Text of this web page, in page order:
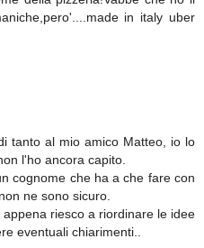
in italy uber
tanto al mio amico Matteo, io lo
l'ho ancora capito.
cognome che ha a che fare con
ne sono sicuro.
riesco a riordinare le idee
eventuali chiarimenti..